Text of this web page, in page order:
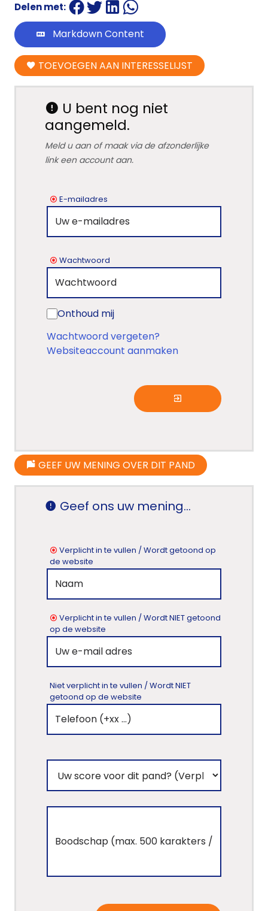
Delen met:
Markdown Content
TOEVOEGEN AAN INTERESSELIJST
U bent nog niet
aangemeld.
Meld u aan of maak via de afzonderlijke
link een account aan.
E-mailadres
Wachtwoord
Onthoud mij
Wachtwoord vergeten?
Websiteaccount aanmaken
GEEF UW MENING OVER DIT PAND
Geef ons uw mening...
Verplicht in te vullen / Wordt getoond op
de website
Verplicht in te vullen / Wordt NIET getoond
op de website
Niet verplicht in te vullen / Wordt NIET
getoond op de website